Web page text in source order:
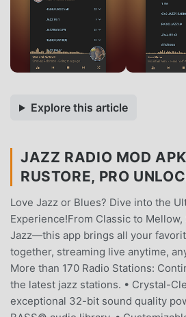
Explore this article
JAZZ RADIO MOD
RUSTORE, PRO
Love Jazz or Blues? Dive into the
Experience!From Classic to
Jazz—this app brings all your
together, streaming live anytime,
More than 170 Radio Stations:
the latest jazz stations. • Crystal-
exceptional 32-bit sound quality